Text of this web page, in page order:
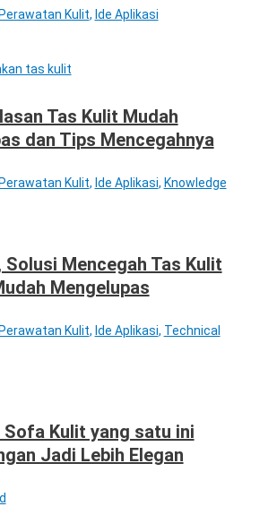
Kulit, Ide Aplikasi
Tas Kulit Mudah
dan Tips Mencegahnya
Kulit, Ide Aplikasi, Knowledge
Solusi Mencegah Tas Kulit
Mengelupas
Kulit, Ide Aplikasi, Technical
Sofa Kulit yang satu ini
Jadi Lebih Elegan